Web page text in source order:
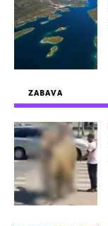
ZABAVA